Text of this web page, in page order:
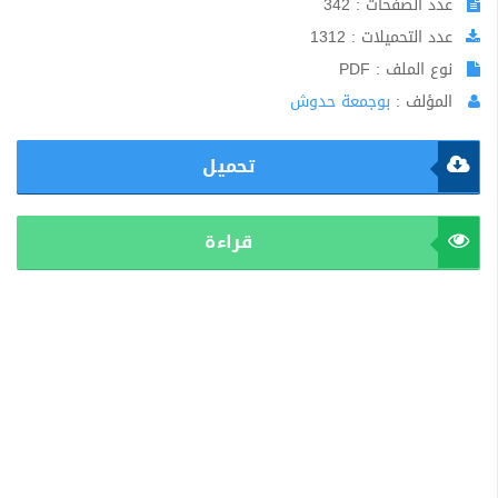
عدد التحميلات : 1312
نوع الملف : PDF
المؤلف : بوجمعة حدوش
تحميل
قراءة